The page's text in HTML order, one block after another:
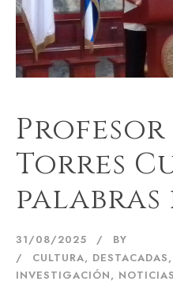
Torres
31/08/2025
BY
CULTURA, DESTACADAS,
INVESTIGACIÓN, NOTICIAS